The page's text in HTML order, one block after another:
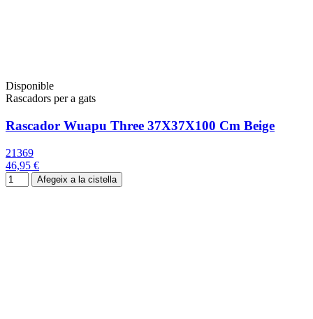
Disponible
Rascadors per a gats
Rascador Wuapu Three 37X37X100 Cm Beige
21369
46,95 €
Afegeix a la cistella